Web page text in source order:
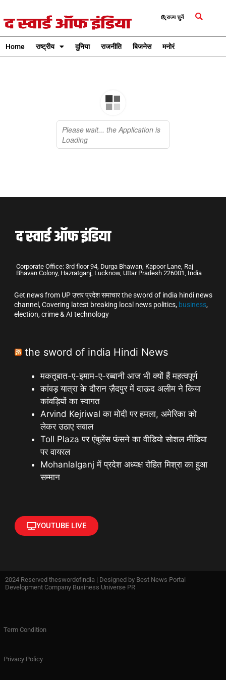
राज्य चुनें
Home राष्ट्रीय दुनिया राजनीति बिजनेस मनोरंजन
Corporate Office: 3rd floor 94, Durga Bhawan, Kapoor Lane, Raj
Bhavan Colony, Hazratganj, Lucknow, Uttar Pradesh 226001, India
Get news from UP उत्तर प्रदेश समाचार the sword of india hindi news
channel, Covering latest breaking local news politics, business,
election, crime & AI technology
the sword of india Hindi News
मकतूबात-ए-इमाम-ए-रब्बानी आज भी क्यों हैं महत्वपूर्ण
कांवड़ यात्रा के दौरान ज़ैदपुर में दाऊद अलीम ने किया
कांवड़ियों का स्वागत
Arvind Kejriwal का मोदी पर हमला, अमेरिका को
लेकर उठाए सवाल
Toll Plaza पर एंबुलेंस फंसने का वीडियो सोशल मीडिया
पर वायरल
Mohanlalganj में प्रदेश अध्यक्ष रोहित मिश्रा का हुआ
सम्मान
YOUTUBE LIVE
2024 Reserved theswordofindia | Designed by Best News Portal
Development Company Business Universe PR
Term Condition
Privacy Policy